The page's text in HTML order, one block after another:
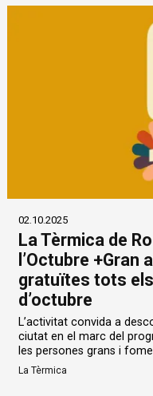
02.10.2025
La Tèrmica de
l’Octubre +Gran
gratuïtes tots
d’octubre
L’activitat convida a
ciutat en el marc del
les persones grans i
La Tèrmica